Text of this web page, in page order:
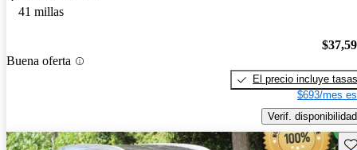
41 millas
Buena oferta
El precio incluye tasas
$693/mes
Verif. disponibilidad